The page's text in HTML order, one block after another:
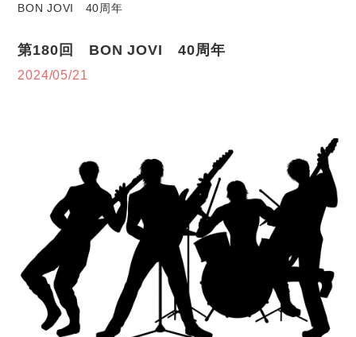
BON JOVI 40周年
第180回 BON JOVI 40周年
2024/05/21